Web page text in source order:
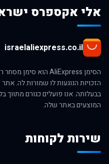
אלי אקספרס
israelaliexpress.co.il
בבעלותה. אנו פועלים כגורם מתווך
המוצעים באתר שלה.
שירות לקוחות